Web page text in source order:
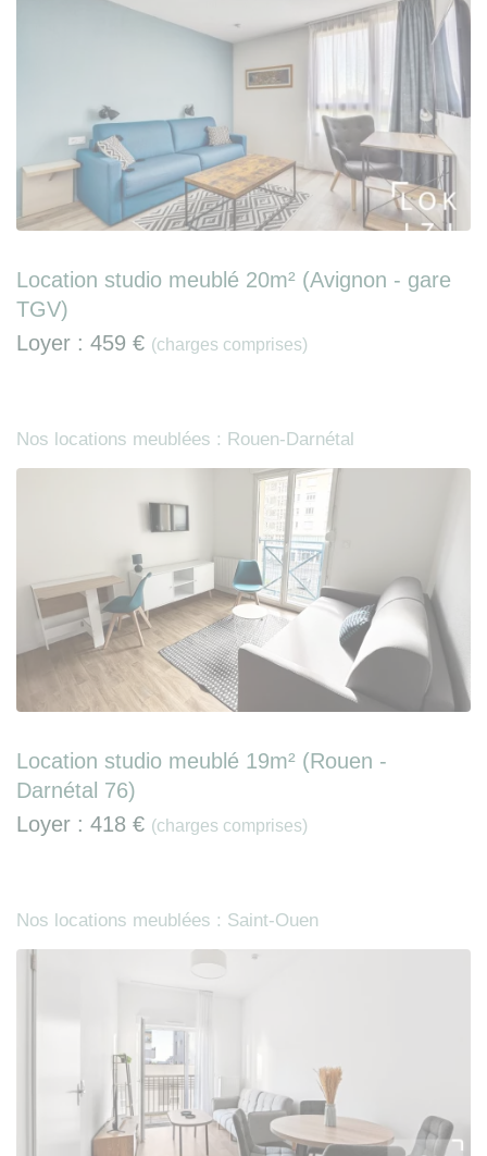
Location studio meublé 20m² (Avignon - gare
TGV)
Loyer : 459 € (charges comprises)
Nos locations meublées : Rouen-Darnétal
Location studio meublé 19m² (Rouen -
Darnétal 76)
Loyer : 418 € (charges comprises)
Nos locations meublées : Saint-Ouen